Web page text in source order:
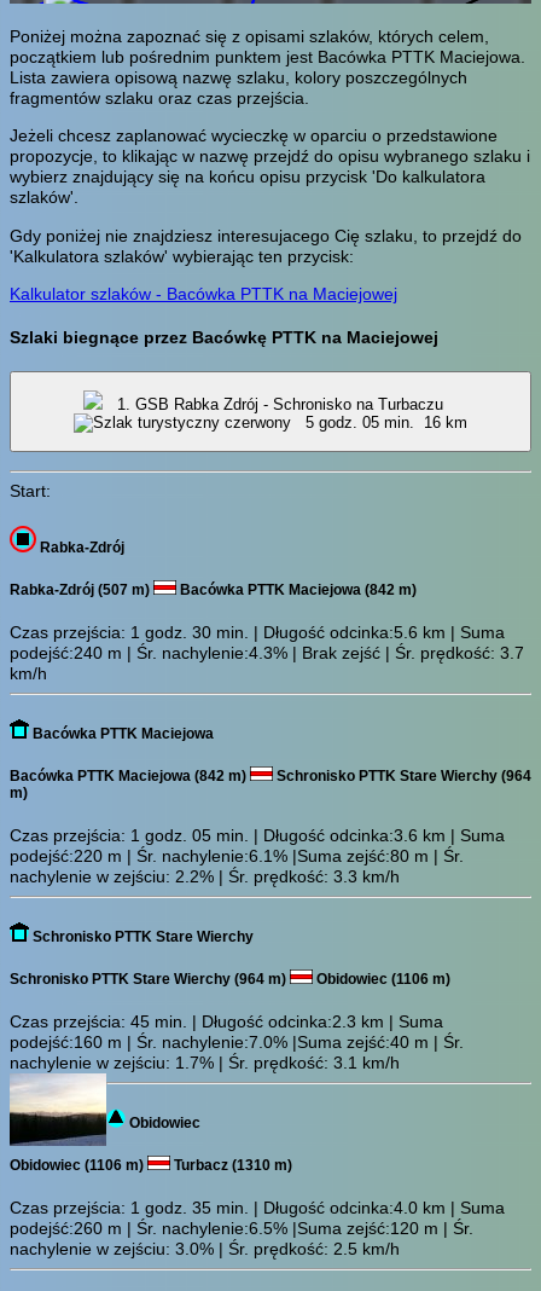
Poniżej można zapoznać się z opisami szlaków, których celem,
początkiem lub pośrednim punktem jest Bacówka PTTK Maciejowa.
Lista zawiera opisową nazwę szlaku, kolory poszczególnych
fragmentów szlaku oraz czas przejścia.
Jeżeli chcesz zaplanować wycieczkę w oparciu o przedstawione
propozycje, to klikając w nazwę przejdź do opisu wybranego szlaku i
wybierz znajdujący się na końcu opisu przycisk 'Do kalkulatora
szlaków'.
Gdy poniżej nie znajdziesz interesujacego Cię szlaku, to przejdź do
'Kalkulatora szlaków' wybierając ten przycisk:
Kalkulator szlaków - Bacówka PTTK na Maciejowej
Szlaki biegnące przez Bacówkę PTTK na Maciejowej
1. GSB Rabka Zdrój - Schronisko na Turbaczu
5 godz. 05 min.
16 km
Start:
Rabka-Zdrój
Rabka-Zdrój (507 m) Bacówka PTTK Maciejowa (842 m)
Czas przejścia: 1 godz. 30 min.
| Długość odcinka:5.6 km | Suma
podejść:240 m | Śr. nachylenie:4.3% | Brak zejść | Śr. prędkość: 3.7
km/h
Bacówka PTTK Maciejowa
Bacówka PTTK Maciejowa (842 m)
Schronisko PTTK Stare Wierchy (964
m)
Czas przejścia: 1 godz. 05 min.
| Długość odcinka:3.6 km | Suma
podejść:220 m | Śr. nachylenie:6.1% |Suma zejść:80 m | Śr.
nachylenie w zejściu: 2.2% | Śr. prędkość: 3.3 km/h
Schronisko PTTK Stare Wierchy
Schronisko PTTK Stare Wierchy (964 m) Obidowiec (1106 m)
Czas przejścia: 45 min.
| Długość odcinka:2.3 km | Suma
podejść:160 m | Śr. nachylenie:7.0% |Suma zejść:40 m | Śr.
nachylenie w zejściu: 1.7% | Śr. prędkość: 3.1 km/h
Obidowiec
Obidowiec (1106 m) Turbacz (1310 m)
Czas przejścia: 1 godz. 35 min.
| Długość odcinka:4.0 km | Suma
podejść:260 m | Śr. nachylenie:6.5% |Suma zejść:120 m | Śr.
nachylenie w zejściu: 3.0% | Śr. prędkość: 2.5 km/h